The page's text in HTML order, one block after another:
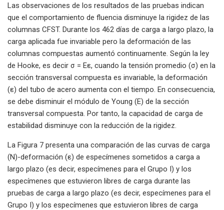
Las observaciones de los resultados de las pruebas indican
que el comportamiento de fluencia disminuye la rigidez de las
columnas CFST. Durante los 462 días de carga a largo plazo, la
carga aplicada fue invariable pero la deformación de las
columnas compuestas aumentó continuamente. Según la ley
de Hooke, es decir σ = Eε, cuando la tensión promedio (σ) en la
sección transversal compuesta es invariable, la deformación
(ε) del tubo de acero aumenta con el tiempo. En consecuencia,
se debe disminuir el módulo de Young (E) de la sección
transversal compuesta. Por tanto, la capacidad de carga de
estabilidad disminuye con la reducción de la rigidez.
La Figura 7 presenta una comparación de las curvas de carga
(N)-deformación (ε) de especímenes sometidos a carga a
largo plazo (es decir, especímenes para el Grupo I) y los
especímenes que estuvieron libres de carga durante las
pruebas de carga a largo plazo (es decir, especímenes para el
Grupo I) y los especímenes que estuvieron libres de carga